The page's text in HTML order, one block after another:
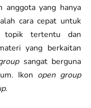
anggota yang hanya
cara cepat untuk
topik tertentu dan
yang berkaitan
sangat berguna
Ikon open group
.